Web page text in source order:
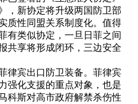
，新协定将升级两国防卫部
质性同盟关系制度化。值得
有类似协定，一旦日菲之间
共享将形成闭环，三边安全
宾出口防卫装备。菲律宾
强化支援的重点对象，也是
科斯对高市政府解禁杀伤性